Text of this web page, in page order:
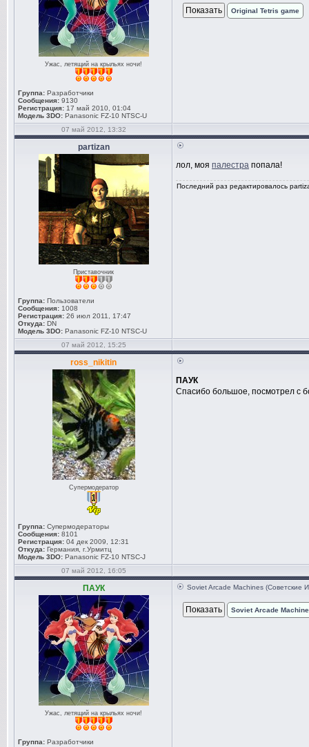
Ужас, летящий на крыльях ночи!
Группа: Разработчики
Сообщения: 9130
Регистрация: 17 май 2010, 01:04
Модель 3DO: Panasonic FZ-10 NTSC-U
Original Tetris game
07 май 2012, 13:32
partizan
Приставочник
Группа: Пользователи
Сообщения: 1008
Регистрация: 26 июл 2011, 17:47
Откуда: DN
Модель 3DO: Panasonic FZ-10 NTSC-U
лол, моя палестра попала!
Последний раз редактировалось
07 май 2012, 15:25
ross_nikitin
Супермодератор
Группа: Супермодераторы
Сообщения: 8101
Регистрация: 04 дек 2009, 12:31
Откуда: Германия, г.Урмитц
Модель 3DO: Panasonic FZ-10 NTSC-J
ПАУК
Спасибо большое, посмотрел с
07 май 2012, 16:05
ПАУК
Ужас, летящий на крыльях ночи!
Группа: Разработчики
Soviet Arcade Machines (Советские
Soviet Arcade